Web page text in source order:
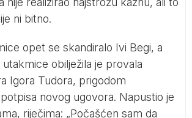
ni bitno.
opet se skandiralo Ivi Begi, a
obilježila je provala
Igora Tudora, prigodom
novog ugovora. Napustio je
riječima: „Počašćen sam da